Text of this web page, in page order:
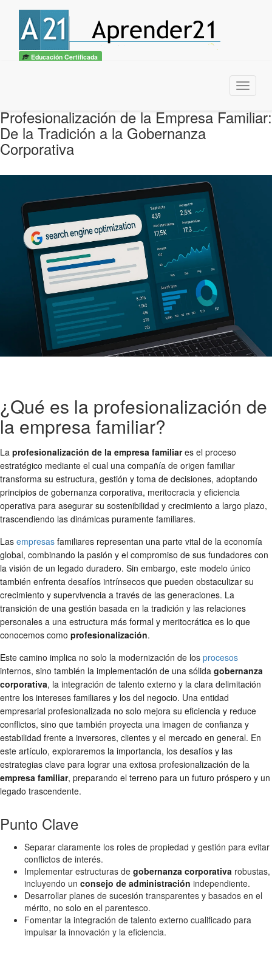
Educación Certificada
Menu
Profesionalización de la Empresa Familiar:
De la Tradición a la Gobernanza
Corporativa
¿Qué es la profesionalización de
la empresa familiar?
La profesionalización de la empresa familiares el proceso
estratégico mediante el cual una compañía de origen familiar
transforma su estructura, gestión y toma de decisiones, adoptando
principios de gobernanza corporativa, meritocracia y eficiencia
operativa para asegurar su sostenibilidad y crecimiento a largo plazo,
trascendiendo las dinámicas puramente familiares.
Las empresas familiares representan una parte vital de la economía
global, combinando la pasión y el compromiso de sus fundadores con
la visión de un legado duradero. Sin embargo, este modelo único
también enfrenta desafíos intrínsecos que pueden obstaculizar su
crecimiento y supervivencia a través de las generaciones. La
transición de una gestión basada en la tradición y las relaciones
personales a una estructura más formal y meritocrática es lo que
conocemos como profesionalización.
Este camino implica no solo la modernización de los procesos
internos, sino también la implementación de una sólida gobernanza
corporativa, la integración de talento externo y la clara delimitación
entre los intereses familiares y los del negocio. Una entidad
empresarial profesionalizada no solo mejora su eficiencia y reduce
conflictos, sino que también proyecta una imagen de confianza y
estabilidad frente a inversores, clientes y el mercado en general. En
este artículo, exploraremos la importancia, los desafíos y las
estrategias clave para lograr una exitosa profesionalización de la
empresa familiar, preparando el terreno para un futuro próspero y un
legado trascendente.
Punto Clave
Separar claramente los roles de propiedad y gestión para evitar
conflictos de interés.
Implementar estructuras de gobernanza corporativa robustas,
incluyendo un consejo de administración independiente.
Desarrollar planes de sucesión transparentes y basados en el
mérito, no solo en el parentesco.
Fomentar la integración de talento externo cualificado para
impulsar la innovación y la eficiencia.